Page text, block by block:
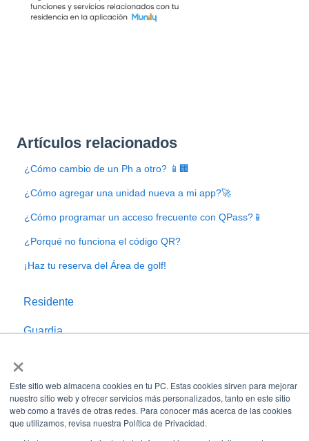
×
Este sitio web almacena cookies en tu PC. Estas cookies sirven para mejorar
nuestro sitio web y ofrecer servicios más personalizados, tanto en este sitio
web como a través de otras redes. Para conocer más acerca de las cookies
que utilizamos, revisa nuestra Política de Privacidad.
Artículos relacionados
¿Cómo cambio de un Ph a otro? 📱🏢
¿Cómo agregar una unidad nueva a mi app?🚀
¿Cómo programar un acceso frecuente con QPass?📱
¿Porqué no funciona el código QR?
¡Haz tu reserva del Área de golf!
Residente
Guardia